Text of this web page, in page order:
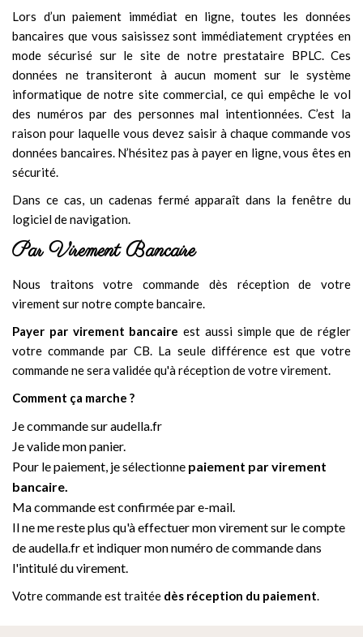
Lors d’un paiement immédiat en ligne, toutes les données
bancaires que vous saisissez sont immédiatement cryptées en
mode sécurisé sur le site de notre prestataire BPLC. Ces
données ne transiteront à aucun moment sur le système
informatique de notre site commercial, ce qui empêche le vol
des numéros par des personnes mal intentionnées. C’est la
raison pour laquelle vous devez saisir à chaque commande vos
données bancaires. N’hésitez pas à payer en ligne, vous êtes en
sécurité.
Dans ce cas, un cadenas fermé apparaît dans la fenêtre du
logiciel de navigation.
ParVirementBancaire
Nous traitons votre commande dès réception de votre
virement sur notre compte bancaire.
Payer par virement bancaire est aussi simple que de régler
votre commande par CB. La seule différence est que votre
commande ne sera validée qu'à réception de votre virement.
Comment ça marche ?
Je commande sur audella.fr
Je valide mon panier.
Pour le paiement, je sélectionne paiement par virement
bancaire.
Ma commande est confirmée par e-mail.
Il ne me reste plus qu'à effectuer mon virement sur le compte
de audella.fr et indiquer mon numéro de commande dans
l'intitulé du virement.
Votre commande est traitée dès réception du paiement.